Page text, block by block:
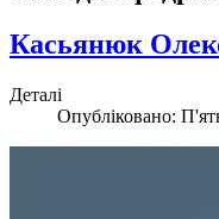
Касьянюк
Деталі
Опубліковано: